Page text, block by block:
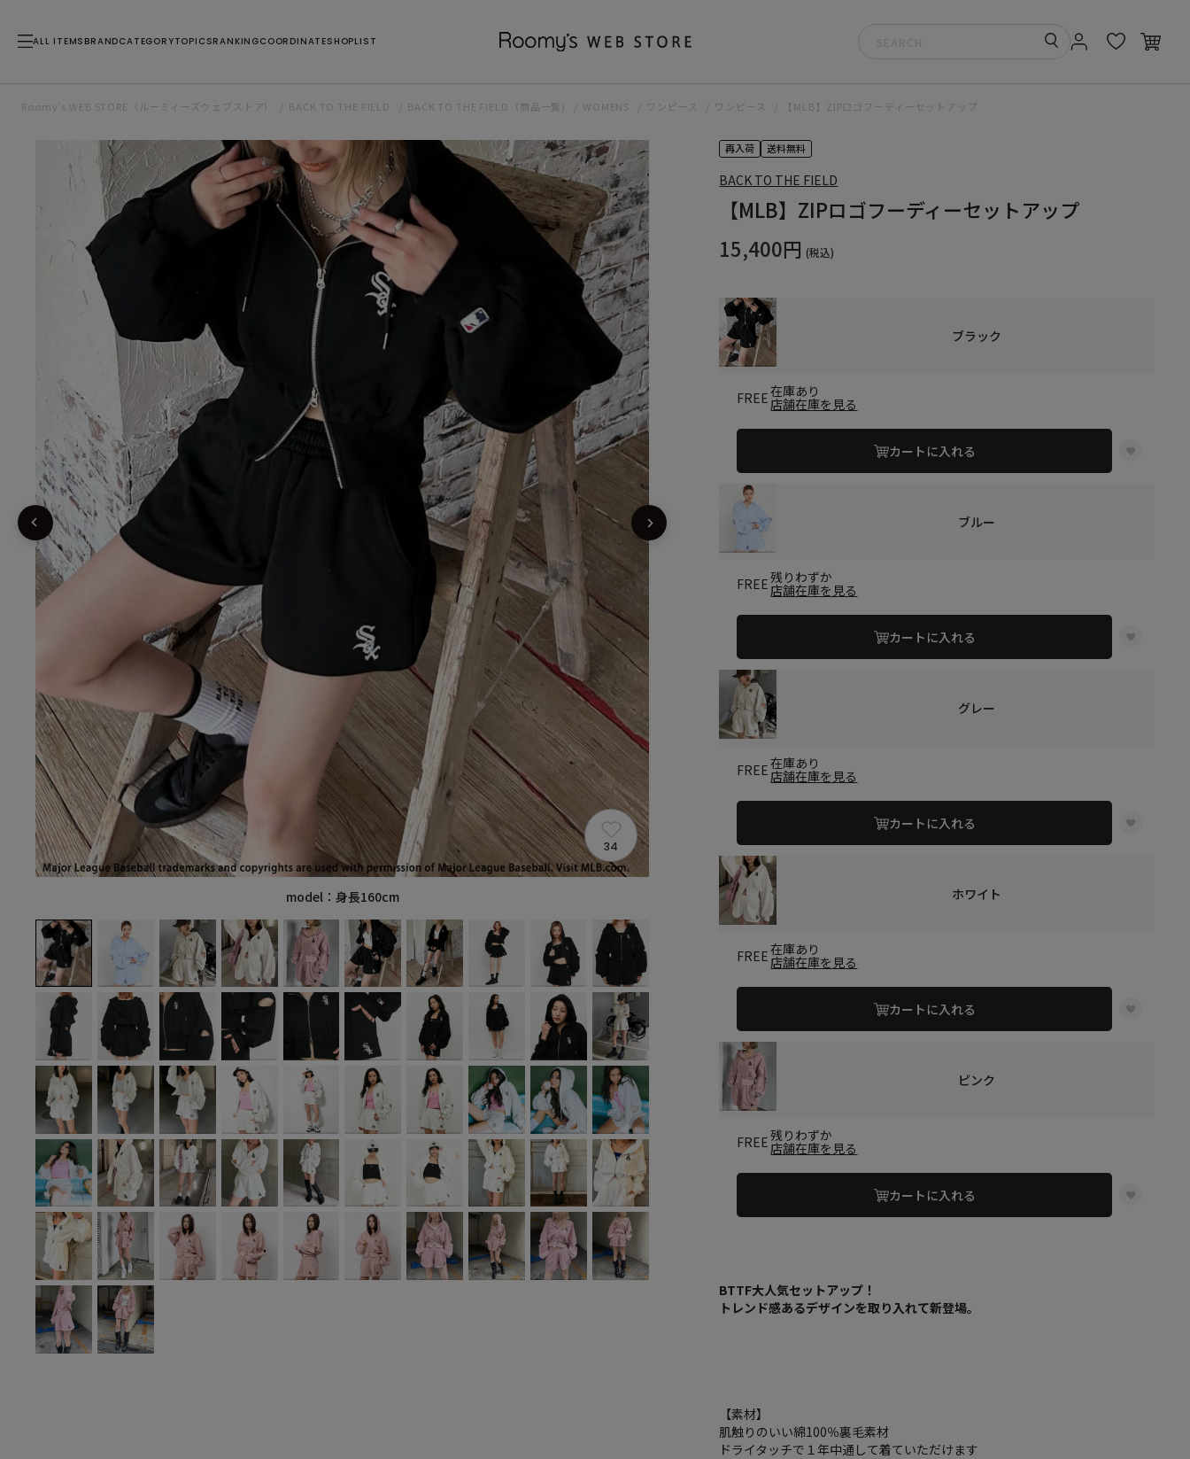
ALL ITEMS BRANDCATEGORYTOPICSRANKINGCOORDINATESHOPLIST
Roomy’s WEB STORE（ルーミィーズウェブストア） BACK TO THE FIELD BACK TO THE FIELD（商品一覧) WOMENS ワンピース ワンピース 【MLB】ZIPロゴフーディーセットアップ
34
model：身長160cm
再入荷 送料無料
BACK TO THE FIELD
【MLB】ZIPロゴフーディーセットアップ
15,400円 (税込)
ブラック
FREE在庫あり
店舗在庫を見る
カートに入れる
ブルー
FREE残りわずか
店舗在庫を見る
カートに入れる
グレー
FREE在庫あり
店舗在庫を見る
カートに入れる
ホワイト
FREE在庫あり
店舗在庫を見る
カートに入れる
ピンク
FREE残りわずか
店舗在庫を見る
カートに入れる
BTTF大人気セットアップ！
トレンド感あるデザインを取り入れて新登場。
【素材】
肌触りのいい綿100％裏毛素材
ドライタッチで１年中通して着ていただけます